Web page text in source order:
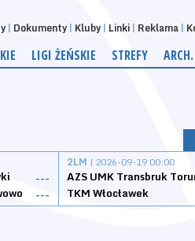
Dokumenty Kluby Linki Reklama
LIGI ŻEŃSKIE STREFY
---
---
2LM | 2026-09-19 00:00
AZS UMK Transbruk
TKM Włocławek